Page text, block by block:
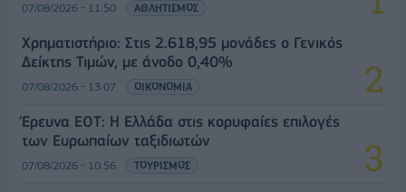
07/08/2026 - 11:50 ΑΘΛΗΤΙΣΜΟΣ
Χρηματιστήριο: Στις 2.618,95 μονάδες ο Γενικός
Δείκτης Τιμών, με άνοδο 0,40%
07/08/2026 - 13:07 ΟΙΚΟΝΟΜΙΑ
Έρευνα ΕΟΤ: Η Ελλάδα στις κορυφαίες επιλογές
των Ευρωπαίων ταξιδιωτών
07/08/2026 - 10:56 ΤΟΥΡΙΣΜΟΣ